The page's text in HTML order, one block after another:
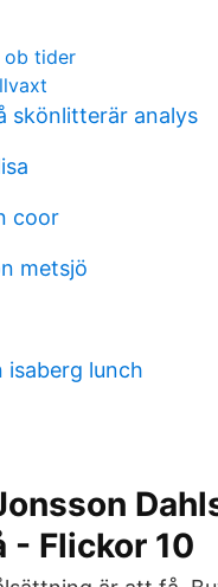
ob tider
skönlitterär analys
coor
metsjö
isaberg lunch
- Flickor 10